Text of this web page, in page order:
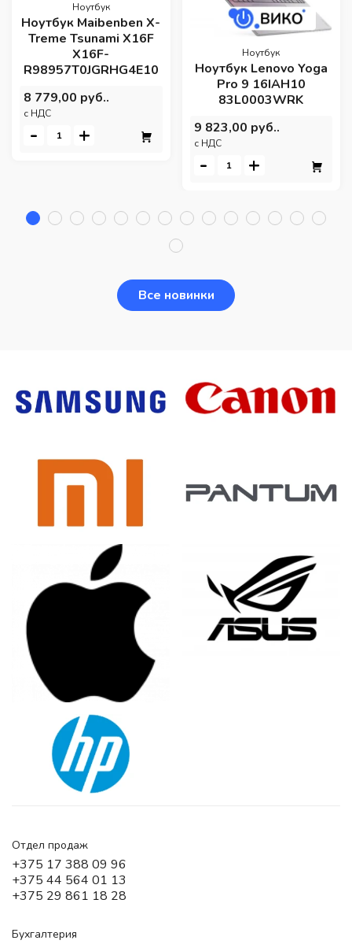
Ноутбук
Ноутбук Maibenben X-
Treme Tsunami X16F
X16F-
R98957T0JGRHG4E10
8 779,00 руб..
c НДС
- +
Ноутбук
Ноутбук Lenovo Yoga
Pro 9 16IAH10
83L0003WRK
9 823,00 руб..
c НДС
- +
Все новинки
Отдел продаж
+375 17 388 09 96
+375 44 564 01 13
+375 29 861 18 28
Бухгалтерия